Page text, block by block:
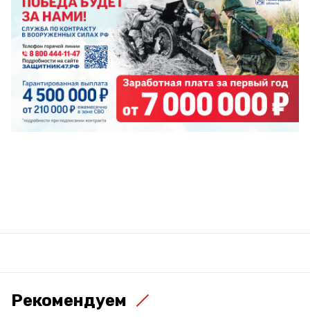
Рекомендуем